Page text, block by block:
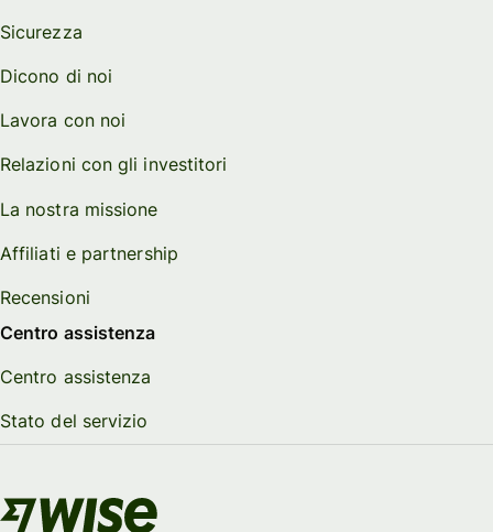
Sicurezza
Dicono di noi
Lavora con noi
Relazioni con gli investitori
La nostra missione
Affiliati e partnership
Recensioni
Centro assistenza
Centro assistenza
Stato del servizio